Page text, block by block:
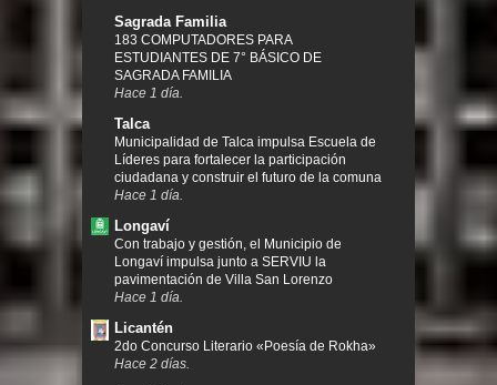
Sagrada Familia
183 COMPUTADORES PARA
ESTUDIANTES DE 7° BÁSICO DE
SAGRADA FAMILIA
Hace 1 día.
Talca
Municipalidad de Talca impulsa Escuela de
Líderes para fortalecer la participación
ciudadana y construir el futuro de la comuna
Hace 1 día.
Longaví
Con trabajo y gestión, el Municipio de
Longaví impulsa junto a SERVIU la
pavimentación de Villa San Lorenzo
Hace 1 día.
Licantén
2do Concurso Literario «Poesía de Rokha»
Hace 2 días.